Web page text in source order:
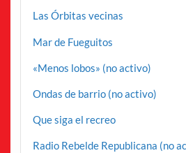
Las Órbitas vecinas
Mar de Fueguitos
«Menos lobos» (no activo)
Ondas de barrio (no activo)
Que siga el recreo
Radio Rebelde Republicana (no